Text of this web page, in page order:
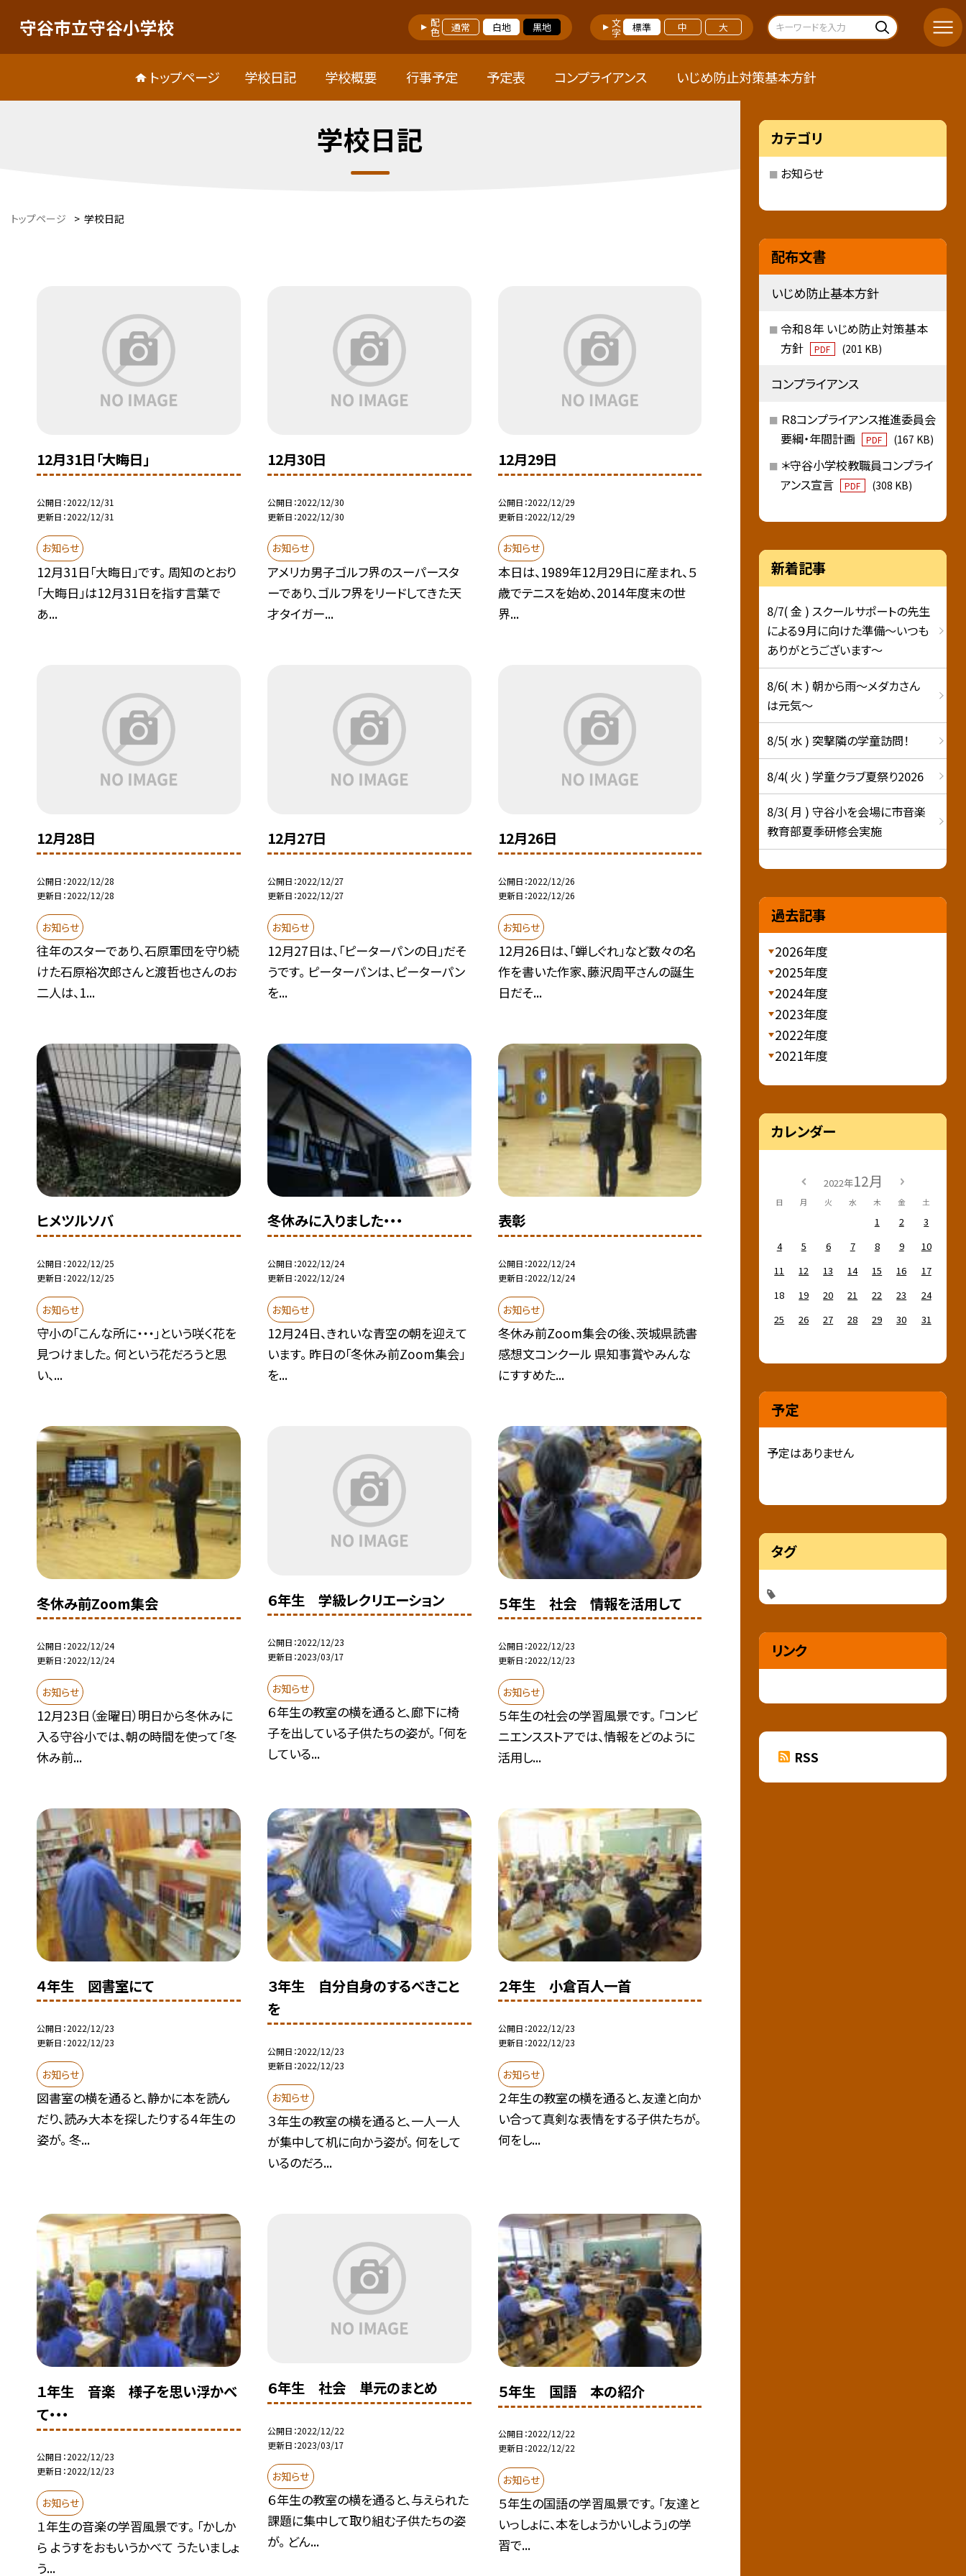
守谷市立守谷小学校 配色 通常 白地 黒地 文字 標準 中 大
トップページ 学校日記 学校概要 行事予定 予定表 コンプライアンス いじめ防止対策基本方針
学校日記
トップページ > 学校日記
12月31日「大晦日」
公開日 2022/12/31
更新日 2022/12/31
お知らせ
12月31日「大晦日」です。 周知のとおり
「大晦日」は12月31日を指す言葉で
あ...
12月30日
公開日 2022/12/30
更新日 2022/12/30
お知らせ
アメリカ男子ゴルフ界のスーパースタ
ーであり、ゴルフ界をリードしてきた天
才タイガー...
12月29日
公開日 2022/12/29
更新日 2022/12/29
お知らせ
本日は、1989年12月29日に産まれ、５
歳でテニスを始め、2014年度末の世
界...
12月28日
公開日 2022/12/28
更新日 2022/12/28
お知らせ
往年のスターであり、石原軍団を守り続
けた石原裕次郎さんと渡哲也さんのお
二人は、1...
12月27日
公開日 2022/12/27
更新日 2022/12/27
お知らせ
12月27日は、「ピーターパンの日」だそ
うです。 ピーターパンは、ピーターパン
を...
12月26日
公開日 2022/12/26
更新日 2022/12/26
お知らせ
12月26日は、「蝉しぐれ」など数々の名
作を書いた作家、藤沢周平さんの誕生
日だそ...
ヒメツルソバ
公開日 2022/12/25
更新日 2022/12/25
お知らせ
守小の「こんな所に・・・」という咲く花を
見つけました。 何という花だろうと思
い、...
冬休みに入りました・・・
公開日 2022/12/24
更新日 2022/12/24
お知らせ
12月24日、きれいな青空の朝を迎えて
います。 昨日の「冬休み前Zoom集会」
を...
表彰
公開日 2022/12/24
更新日 2022/12/24
お知らせ
冬休み前Zoom集会の後、茨城県読書
感想文コンクール 県知事賞やみんな
にすすめた...
冬休み前Zoom集会
公開日 2022/12/24
更新日 2022/12/24
お知らせ
12月23日（金曜日）明日から冬休みに
入る守谷小では、朝の時間を使って「冬
休み前...
６年生 学級レクリエーション
公開日 2022/12/23
更新日 2023/03/17
お知らせ
６年生の教室の横を通ると、廊下に椅
子を出している子供たちの姿が。 「何を
している...
５年生 社会 情報を活用して
公開日 2022/12/23
更新日 2022/12/23
お知らせ
５年生の社会の学習風景です。 「コンビ
ニエンスストアでは、情報をどのように
活用し...
４年生 図書室にて
公開日 2022/12/23
更新日 2022/12/23
お知らせ
図書室の横を通ると、静かに本を読ん
だり、読み大本を探したりする４年生の
姿が。 冬...
３年生 自分自身のするべきこと
を
公開日 2022/12/23
更新日 2022/12/23
お知らせ
３年生の教室の横を通ると、一人一人
が集中して机に向かう姿が。 何をして
いるのだろ...
２年生 小倉百人一首
公開日 2022/12/23
更新日 2022/12/23
お知らせ
２年生の教室の横を通ると、友達と向か
い合って真剣な表情をする子供たちが。
何をし...
１年生 音楽 様子を思い浮かべ
て・・・
公開日 2022/12/23
更新日 2022/12/23
お知らせ
１年生の音楽の学習風景です。 「かしか
ら ようすをおもいうかべて うたいましょ
う...
６年生 社会 単元のまとめ
公開日 2022/12/22
更新日 2023/03/17
お知らせ
６年生の教室の横を通ると、与えられた
課題に集中して取り組む子供たちの姿
が。 どん...
５年生 国語 本の紹介
公開日 2022/12/22
更新日 2022/12/22
お知らせ
５年生の国語の学習風景です。 「友達と
いっしょに、本をしょうかいしよう」の学
習で...
カテゴリ
お知らせ
配布文書
いじめ防止基本方針
令和８年 いじめ防止対策基本
方針
PDF (201 KB)
コンプライアンス
Ｒ8コンプライアンス推進委員会
要綱・年間計画
PDF (167 KB)
＊守谷小学校教職員コンプライ
アンス宣言
PDF (308 KB)
新着記事
8/7( 金 ) スクールサポートの先生
による９月に向けた準備～いつも
ありがとうございます～
8/6( 木 ) 朝から雨～メダカさん
は元気～
8/5( 水 ) 突撃隣の学童訪問！
8/4( 火 ) 学童クラブ夏祭り2026
8/3( 月 ) 守谷小を会場に市音楽
教育部夏季研修会実施
過去記事
2026年度
2025年度
2024年度
2023年度
2022年度
2021年度
カレンダー
2022年12月
日 月 火 水 木 金 土
1 2
3
4
5 6 7 8 9
10
11
12 13 14 15 16
17
18
19 20 21 22 23
24
25
26 27 28 29 30 31
予定
予定はありません
タグ
リンク
RSS